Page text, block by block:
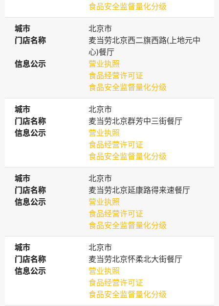
食品安全监督量化分级
城市
城市
北京市
门店名称
门店名称
麦当劳北京西二旗西路(上地元中
心)餐厅
信息公示
信息公示
营业执照
食品经营许可证
食品安全监督量化分级
城市
城市
北京市
门店名称
门店名称
麦当劳北京群芳中三街餐厅
信息公示
信息公示
营业执照
食品经营许可证
食品安全监督量化分级
城市
城市
北京市
门店名称
门店名称
麦当劳北京延康路得来速餐厅
信息公示
信息公示
营业执照
食品经营许可证
食品安全监督量化分级
城市
城市
北京市
门店名称
门店名称
麦当劳北京怀柔北大街餐厅
信息公示
信息公示
营业执照
食品经营许可证
食品安全监督量化分级